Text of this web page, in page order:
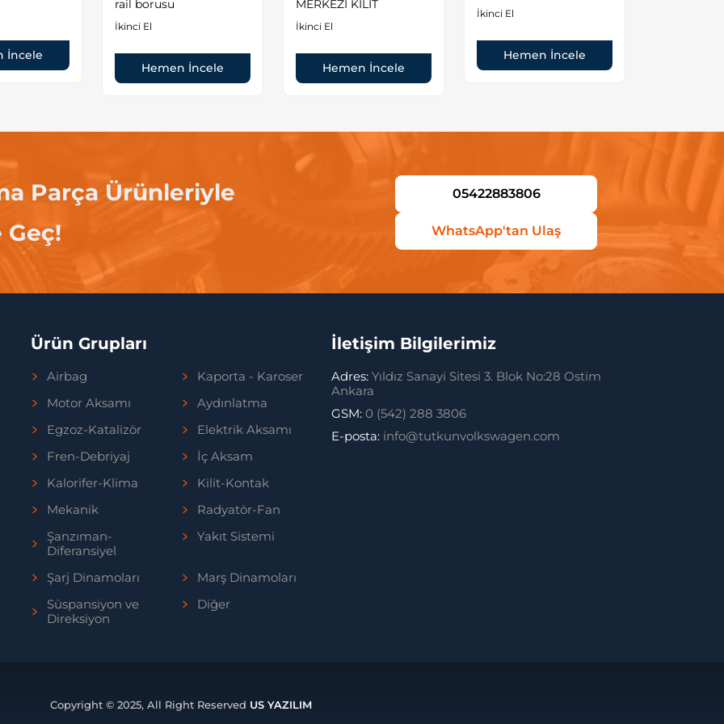
İncele
rail borusu
İkinci El
Hemen İncele
MERKEZİ KİLİT
İkinci El
Hemen İncele
İkinci El
Hemen İncele
Parça Ürünleriyle
05422883806
WhatsApp'tan Ulaş
Ürün Grupları
Airbag
Kaporta - Karoser
Motor Aksamı
Aydınlatma
Egzoz-Katalizör
Elektrik Aksamı
Fren-Debriyaj
İç Aksam
Kalorifer-Klima
Kilit-Kontak
Mekanik
Radyatör-Fan
Şanzıman-
Diferansiyel
Yakıt Sistemi
Şarj Dinamoları
Marş Dinamoları
Süspansiyon ve
Direksiyon
Diğer
İletişim Bilgilerimiz
Adres: Yıldız Sanayi Sitesi 3. Blok No:28 Ostim
Ankara
GSM: 0 (542) 288 3806
E-posta: info@tutkunvolkswagen.com
Copyright © 2025, All Right Reserved US YAZILIM